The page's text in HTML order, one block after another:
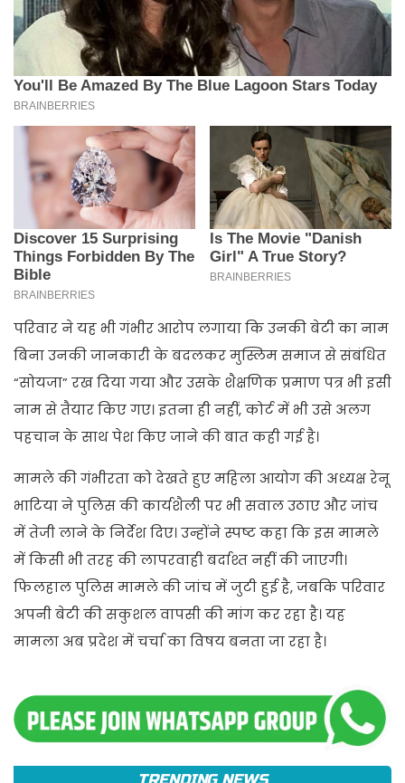
परिवार ने यह भी गंभीर आरोप लगाया कि उनकी बेटी का नाम
बिना उनकी जानकारी के बदलकर मुस्लिम समाज से संबंधित
“सोयजा” रख दिया गया और उसके शैक्षणिक प्रमाण पत्र भी इसी
नाम से तैयार किए गए। इतना ही नहीं, कोर्ट में भी उसे अलग
पहचान के साथ पेश किए जाने की बात कही गई है।
मामले की गंभीरता को देखते हुए महिला आयोग की अध्यक्ष रेनू
भाटिया ने पुलिस की कार्यशैली पर भी सवाल उठाए और जांच
में तेजी लाने के निर्देश दिए। उन्होंने स्पष्ट कहा कि इस मामले
में किसी भी तरह की लापरवाही बर्दाश्त नहीं की जाएगी।
फिलहाल पुलिस मामले की जांच में जुटी हुई है, जबकि परिवार
अपनी बेटी की सकुशल वापसी की मांग कर रहा है। यह
मामला अब प्रदेश में चर्चा का विषय बनता जा रहा है।